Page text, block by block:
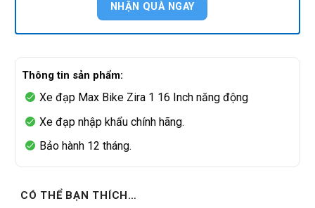
Thông tin sản phẩm:
Xe đạp Max Bike Zira 1 16 Inch năng động
Xe đạp nhập khẩu chính hãng.
Bảo hành 12 tháng.
CÓ THỂ BẠN THÍCH…